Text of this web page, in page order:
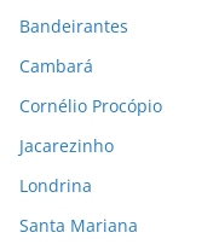
Bandeirantes
Cambará
Cornélio Procópio
Jacarezinho
Londrina
Santa Mariana